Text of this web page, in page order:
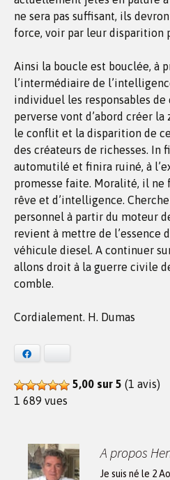
ne sera pas suffisant, ils
force, voir par leur disparition
Ainsi la boucle est bouclée, à
l’intermédiaire de
individuel les responsables
perverse vont d’abord créer
le conflit et la disparition de
des créateurs de richesses. In
automutilé et finira ruiné, à
promesse faite. Moralité, il ne
rêve et d’intelligence.
personnel à partir du moteur
revient à mettre de l’essence
véhicule diesel. A continuer
allons droit à la guerre civile
comble.
Cordialement. H. Dumas
5,00 sur 5 (1 avis)
1 689 vues
A propos
Je suis né le 2